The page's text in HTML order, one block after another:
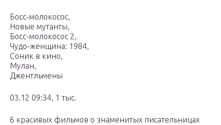
Босс-молокосос,
Новые мутанты,
Босс-молокосос 2,
Чудо-женщина: 1984,
Соник в кино,
Мулан,
Джентльмены
03.12 09:34, 1 тыс.
6 красивых фильмов о знаменитых писательницах